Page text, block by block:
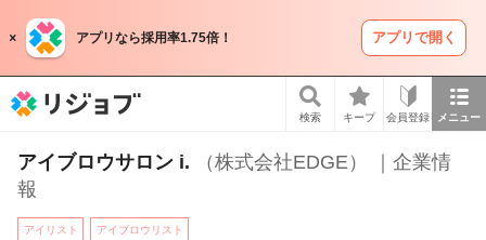
アプリなら採用率1.75倍！ アプリで開く
検索 キープ 会員登録 メニュー
アイブロウサロン i. （株式会社EDGE） ｜企業情
報
アイリスト アイブロウリスト